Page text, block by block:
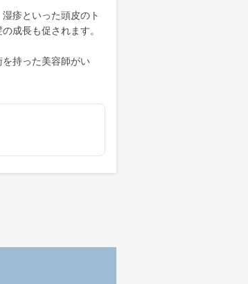
疹といった頭皮のト
成長も促されます。
持った美容師がい